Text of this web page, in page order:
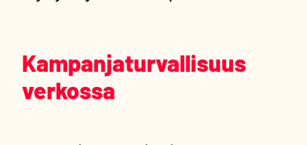
Kampanjaturvallisuus
verkossa